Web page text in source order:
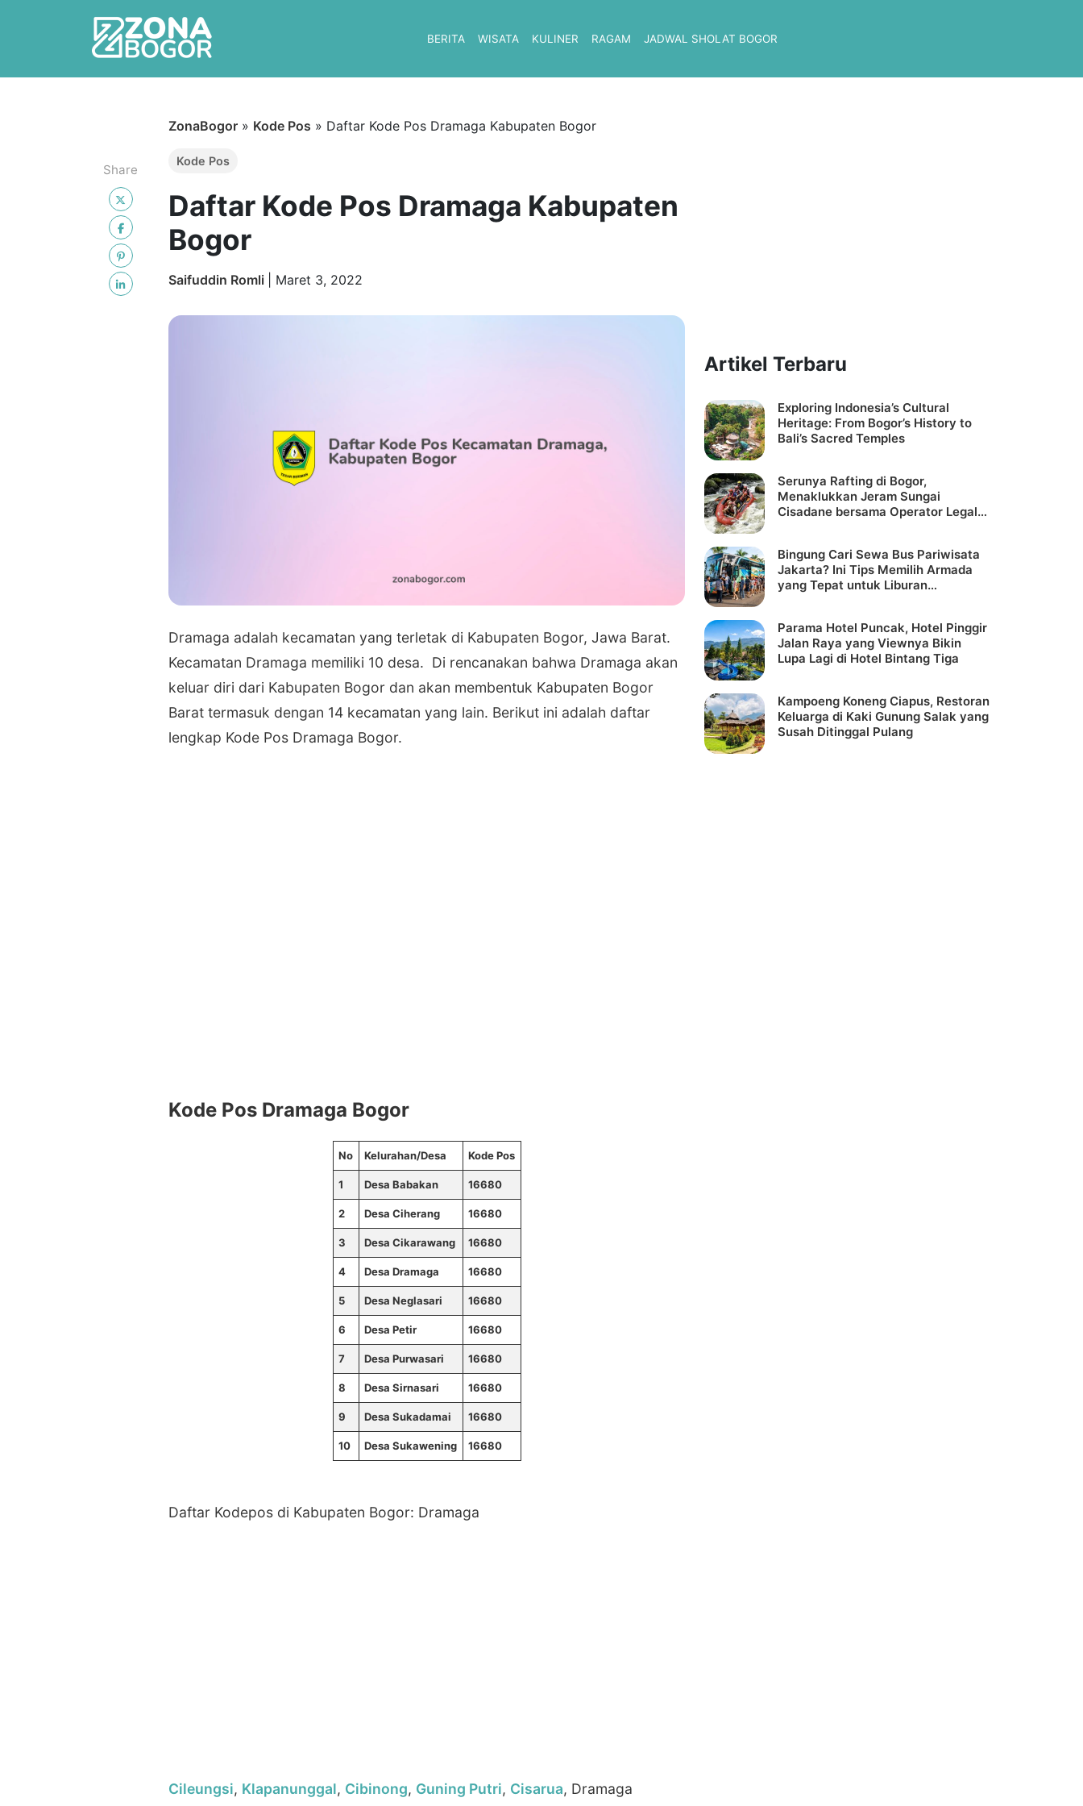
BERITA WISATA KULINER RAGAM JADWAL SHOLAT BOGOR
Share
ZonaBogor » Kode Pos » Daftar Kode Pos Dramaga Kabupaten Bogor
Kode Pos
Daftar Kode Pos Dramaga Kabupaten
Bogor
Saifuddin Romli Maret 3, 2022
Dramaga adalah kecamatan yang terletak di Kabupaten Bogor, Jawa Barat.
Kecamatan Dramaga memiliki 10 desa. Di rencanakan bahwa Dramaga akan
keluar diri dari Kabupaten Bogor dan akan membentuk Kabupaten Bogor
Barat termasuk dengan 14 kecamatan yang lain. Berikut ini adalah daftar
lengkap Kode Pos Dramaga Bogor.
Kode Pos Dramaga Bogor
No Kelurahan/Desa Kode Pos
1 Desa Babakan 16680
2 Desa Ciherang 16680
3 Desa Cikarawang 16680
4 Desa Dramaga 16680
5 Desa Neglasari 16680
6 Desa Petir 16680
7 Desa Purwasari 16680
8 Desa Sirnasari 16680
9 Desa Sukadamai 16680
10 Desa Sukawening 16680
Daftar Kodepos di Kabupaten Bogor: Dramaga
Cileungsi, Klapanunggal, Cibinong, Guning Putri, Cisarua, Dramaga
Artikel Terbaru
Exploring Indonesia’s Cultural
Heritage: From Bogor’s History to
Bali’s Sacred Temples
Serunya Rafting di Bogor,
Menaklukkan Jeram Sungai
Cisadane bersama Operator Legal
Bingung Cari Sewa Bus Pariwisata
Jakarta? Ini Tips Memilih Armada
yang Tepat untuk Liburan
Parama Hotel Puncak, Hotel Pinggir
Jalan Raya yang Viewnya Bikin
Lupa Lagi di Hotel Bintang Tiga
Kampoeng Koneng Ciapus, Restoran
Keluarga di Kaki Gunung Salak yang
Susah Ditinggal Pulang